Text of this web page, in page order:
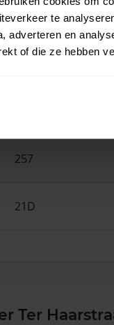
te
adverteren en
of die ze hebben
1457
257
21D
Ter